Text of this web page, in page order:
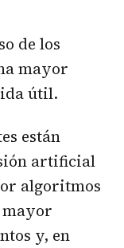
de los
mayor
útil.
están
artificial
algoritmos
y, en